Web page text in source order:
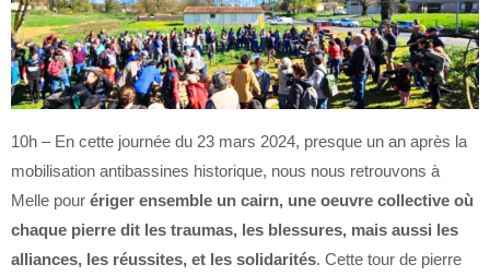
10h – ​​​​​​​En cette journée du 23 mars 2024, presque un an après la
mobilisation antibassines historique, nous nous retrouvons à
Melle pour ériger ensemble un cairn, une oeuvre collective où
chaque pierre dit les traumas, les blessures, mais aussi les
alliances, les réussites, et les solidarités. Cette tour de pierre